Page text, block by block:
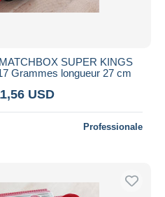
SUPER KINGS
Grammes longueur 27 cm
USD
Professionale